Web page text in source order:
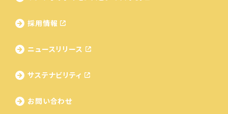
採用情報
ニュースリリース
サステナビリティ
お問い合わせ